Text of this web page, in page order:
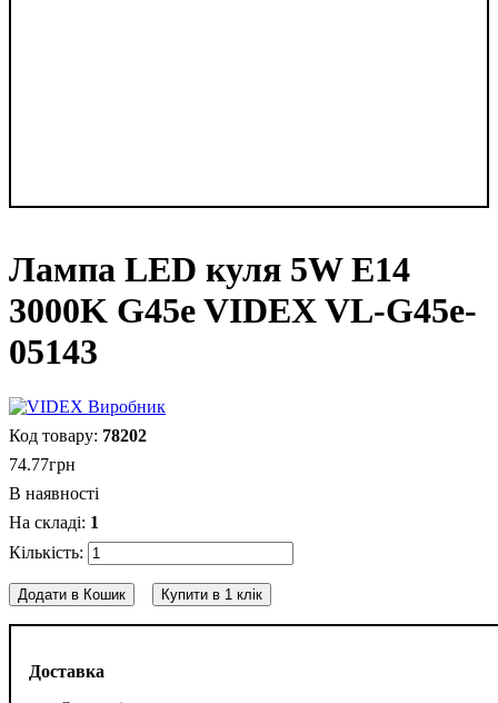
Лампа LED куля 5W E14
3000K G45e VIDEX VL-G45e-
05143
Доставка
78202
74.77грн
В наявності
1
Додати в Кошик Купити в 1 клік